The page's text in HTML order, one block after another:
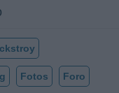
Fotos Foro